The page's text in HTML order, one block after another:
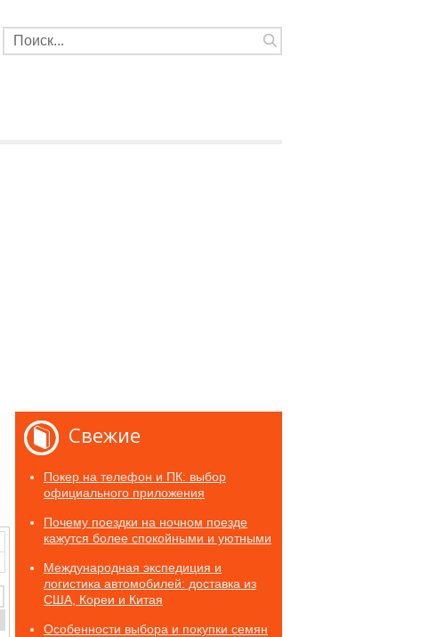
Свежие
Покер на телефон и ПК: выбор
официального приложения
Почему поездки на ночном поезде
кажутся более спокойными и уютными
Международная экспедиция и
логистика автомобилей: доставка из
США, Кореи и Китая
Особенности выбора и покупки семян